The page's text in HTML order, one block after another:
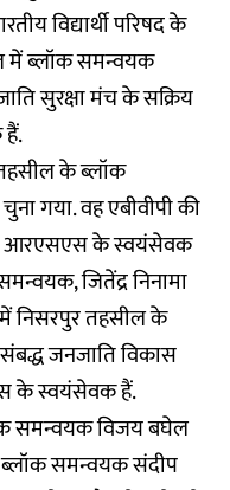
विद्यार्थी परिषद के
में ब्लॉक समन्वयक
सुरक्षा मंच के सक्रिय
के ब्लॉक
गया. वह एबीवीपी की
आरएसएस के स्वयंसेवक
जितेंद्र निनामा
निसरपुर तहसील के
जनजाति विकास
के स्वयंसेवक हैं.
समन्वयक विजय बघेल
समन्वयक संदीप